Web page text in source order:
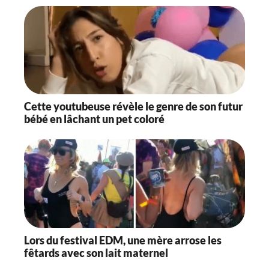
Cette youtubeuse révèle le genre de son futur
bébé en lâchant un pet coloré
Lors du festival EDM, une mère arrose les
fêtards avec son lait maternel